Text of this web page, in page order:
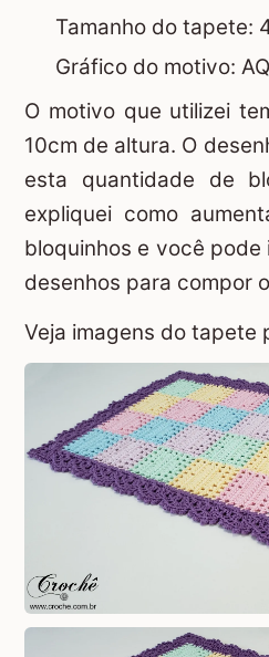
Tamanho do tapete:
Gráfico do motivo:
O motivo que utilizei
10cm de altura. O
esta quantidade de
expliquei como
bloquinhos e você
desenhos para compor
Veja imagens do tapete